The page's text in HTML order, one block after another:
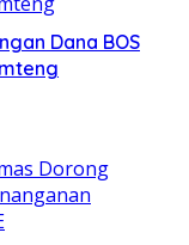
Dana BOS